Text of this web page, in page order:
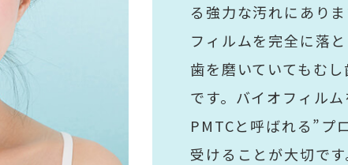
る強力な汚れにあり
フィルムを完全に落
歯を磨いていてもむ
です。バイオフィル
PMTCと呼ばれる”プ
受けることが大切で